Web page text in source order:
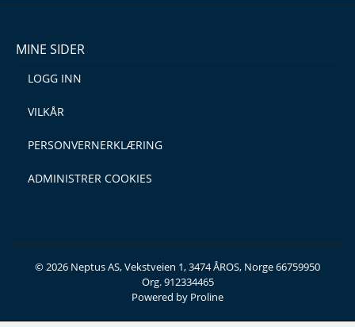
MINE SIDER
LOGG INN
VILKÅR
PERSONVERNERKLÆRING
ADMINISTRER COOKIES
© 2026 Neptus AS, Vekstveien 1, 3474 ÅROS, Norge 66759950
Org. 912334465
Powered by Proline